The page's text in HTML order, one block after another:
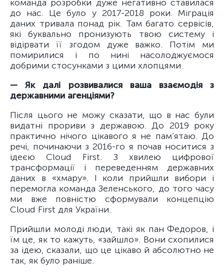
команда розробки дуже негативно ставилася
до нас. Це було у 2017-2018 роки. Міграція
даних тривала понад рік. Там багато сервісів,
які буквально пронизують твою систему і
відірвати її згодом дуже важко. Потім ми
помирилися і по нині насолоджуємося
добрими стосунками з цими хлопцями.
— Як далі розвивалися ваша взаємодія з
державними агенціями?
Після цього не можу сказати, що в нас були
видатні прориви з державою. До 2019 року
практично нічого цікавого я не пам’ятаю. До
речі, починаючи з 2016-го я почав носитися з
ідеєю Cloud First. З хвилею цифрової
трансформації і переведенням державних
даних в «хмару». І коли прийшли вибори і
перемогла команда Зеленського, до того часу
ми вже повністю сформували концепцію
Cloud First для України.
Прийшли молоді люди, такі як пан Федоров, і
їм це, як то кажуть, «зайшло». Вони схопилися
за ідею, сказали, що це цікаво й абсолютно не
так, як було раніше.